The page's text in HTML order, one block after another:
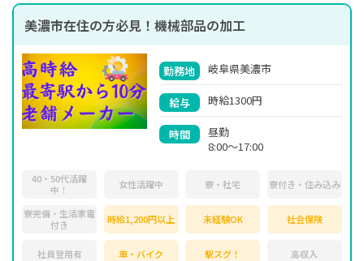
美濃市在住の方必見！機械部品の加工
勤務地 岐阜県美濃市
給与 時給1300円
時間
昼勤
8:00～17:00
40・50代活躍
中！
女性活躍中 寮・社宅 寮付き・住み込み
寮完備・生活家電
付き
時給1,200円以上 未経験OK 社会保険
社員登用有 車・バイク 駅スグ！ 高収入